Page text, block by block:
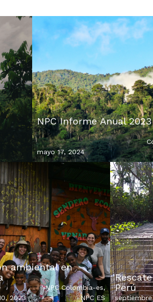
NPC Informe Anual 2023
mayo 17, 2024
ambiental en
2023
NPC Colombia-es,
NPC ES
Perú
septiembre